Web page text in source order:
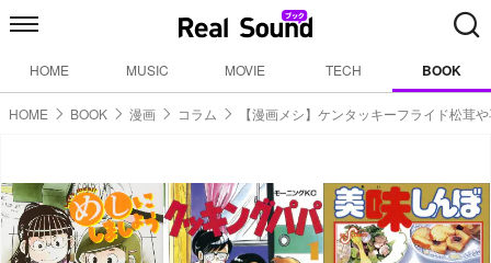
HOME MUSIC MOVIE TECH BOOK
HOME BOOK 漫画 コラム 【漫画メシ】ケンタッキーフライド松茸